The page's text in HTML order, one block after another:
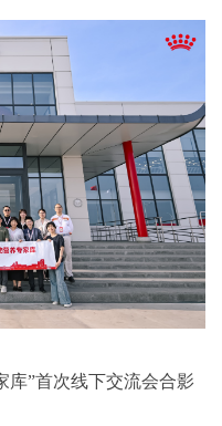
库”首次线下交流会合影